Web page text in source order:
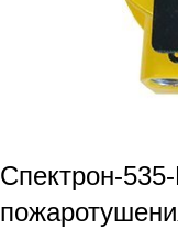
Спектрон-